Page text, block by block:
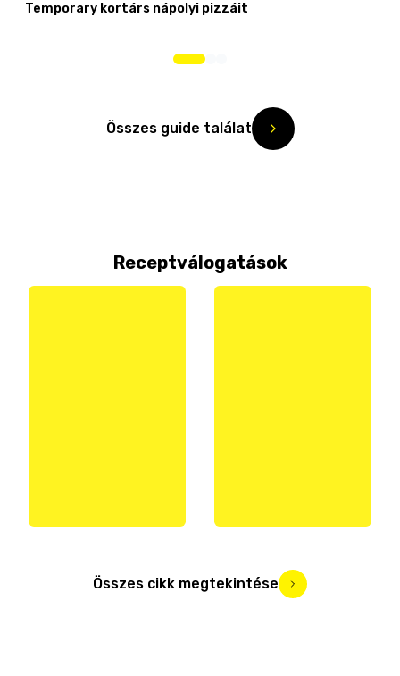
Temporary kortárs nápolyi pizzáit
Összes guide találat
Receptválogatások
Összes cikk megtekintése